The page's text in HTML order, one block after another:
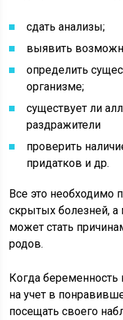
сдать анализы;
выявить
определить
организме;
существует ли
раздражители
проверить
придатков и др.
Все это необходимо
скрытых болезней,
может стать
родов.
Когда беременность
на учет в
посещать своего